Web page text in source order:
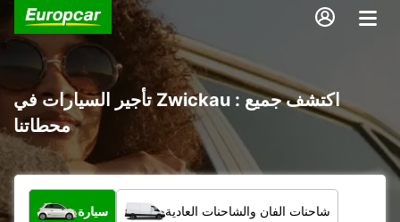
تأجير السيارات في Zwickau : اكتشف جميع
محطاتنا
ما نوع المركبة؟
سيارة شاحنات الفان والشاحنات العادية